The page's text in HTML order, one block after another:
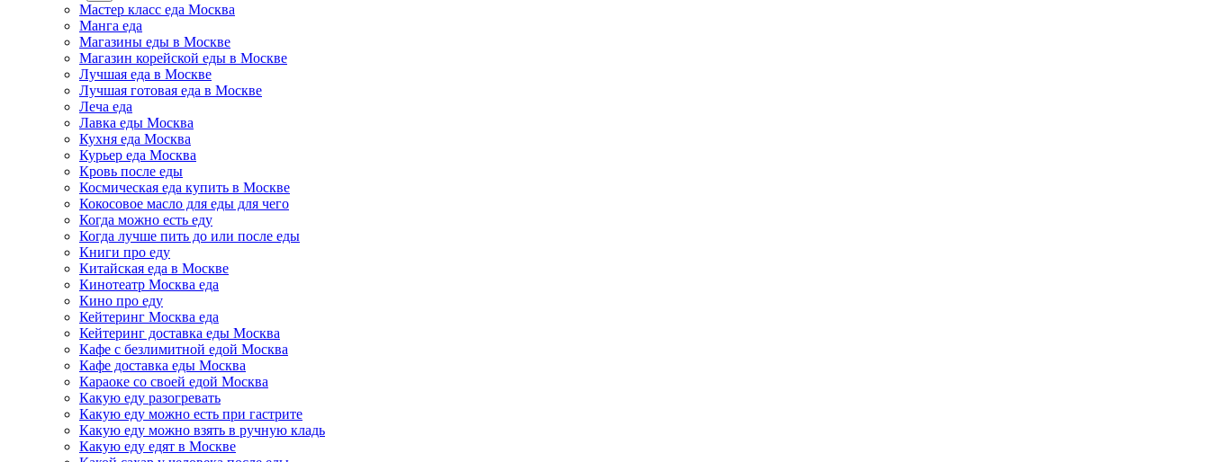
Мастер класс еда Москва
Манга еда
Магазины еды в Москве
Магазин корейской еды в Москве
Лучшая еда в Москве
Лучшая готовая еда в Москве
Леча еда
Лавка еды Москва
Кухня еда Москва
Курьер еда Москва
Кровь после еды
Космическая еда купить в Москве
Кокосовое масло для еды для чего
Когда можно есть еду
Когда лучше пить до или после еды
Книги про еду
Китайская еда в Москве
Кинотеатр Москва еда
Кино про еду
Кейтеринг Москва еда
Кейтеринг доставка еды Москва
Кафе с безлимитной едой Москва
Кафе доставка еды Москва
Караоке со своей едой Москва
Какую еду разогревать
Какую еду можно есть при гастрите
Какую еду можно взять в ручную кладь
Какую еду едят в Москве